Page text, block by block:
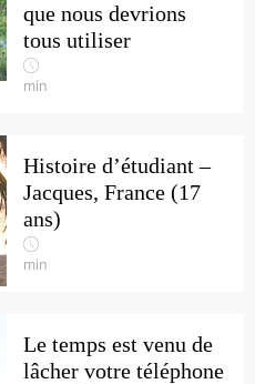
que nous devrions
tous utiliser
min
Histoire d’étudiant –
Jacques, France (17
ans)
min
Le temps est venu de
lâcher votre téléphone